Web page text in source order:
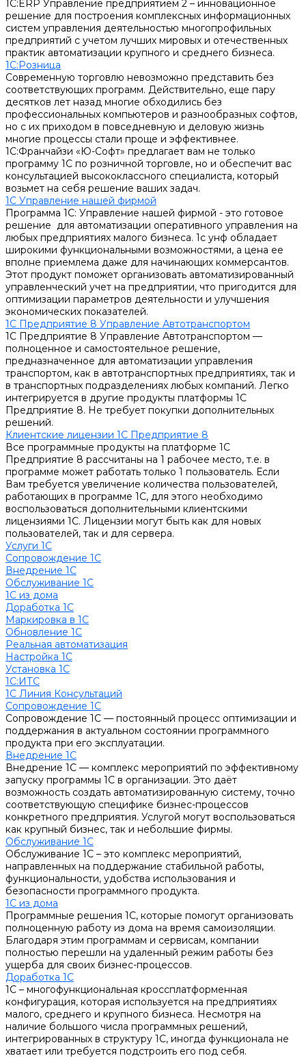
1С:ERP Управление предприятием 2 – инновационное
решение для построения комплексных информационных
систем управления деятельностью многопрофильных
предприятий с учетом лучших мировых и отечественных
практик автоматизации крупного и среднего бизнеса.
1С:Розница
Современную торговлю невозможно представить без
соответствующих программ. Действительно, еще пару
десятков лет назад многие обходились без
профессиональных компьютеров и разнообразных софтов,
но с их приходом в повседневную и деловую жизнь
многие процессы стали проще и эффективнее.
1С:Франчайзи «Ю-Софт» предлагает вам не только
программу 1С по розничной торговле, но и обеспечит вас
консультацией высококлассного специалиста, который
возьмет на себя решение ваших задач.
1С Управление нашей фирмой
Программа 1С: Управление нашей фирмой - это готовое
решение для автоматизации оперативного управления на
любых предприятиях малого бизнеса. 1с унф обладает
широкими функциональными возможностями, а цена ее
вполне приемлема даже для начинающих коммерсантов.
Этот продукт поможет организовать автоматизированный
управленческий учет на предприятии, что пригодится для
оптимизации параметров деятельности и улучшения
экономических показателей.
1С Предприятие 8 Управление Автотранспортом
1С Предприятие 8 Управление Автотранспортом —
полноценное и самостоятельное решение,
предназначенное для автоматизации управления
транспортом, как в автотранспортных предприятиях, так и
в транспортных подразделениях любых компаний. Легко
интегрируется в другие продукты платформы 1С
Предприятие 8. Не требует покупки дополнительных
решений.
Клиентские лицензии 1С Предприятие 8
Все программные продукты на платформе 1С
Предприятие 8 рассчитаны на 1 рабочее место, т.е. в
программе может работать только 1 пользователь. Если
Вам требуется увеличение количества пользователей,
работающих в программе 1С, для этого необходимо
воспользоваться дополнительными клиентскими
лицензиями 1С. Лицензии могут быть как для новых
пользователей, так и для сервера.
Услуги 1С
Сопровождение 1С
Внедрение 1С
Обслуживание 1С
1С из дома
Доработка 1С
Маркировка в 1С
Обновление 1С
Реальная автоматизация
Настройка 1С
Установка 1С
1С:ИТС
1С Линия Консультаций
Сопровождение 1С
Сопровождение 1С — постоянный процесс оптимизации и
поддержания в актуальном состоянии программного
продукта при его эксплуатации.
Внедрение 1С
Внедрение 1С — комплекс мероприятий по эффективному
запуску программы 1С в организации. Это даёт
возможность создать автоматизированную систему, точно
соответствующую специфике бизнес-процессов
конкретного предприятия. Услугой могут воспользоваться
как крупный бизнес, так и небольшие фирмы.
Обслуживание 1С
Обслуживание 1С – это комплекс мероприятий,
направленных на поддержание стабильной работы,
функциональности, удобства использования и
безопасности программного продукта.
1С из дома
Программные решения 1С, которые помогут организовать
полноценную работу из дома на время самоизоляции.
Благодаря этим программам и сервисам, компании
полностью перешли на удаленный режим работы без
ущерба для своих бизнес-процессов.
Доработка 1С
1С – многофункциональная кроссплатформенная
конфигурация, которая используется на предприятиях
малого, среднего и крупного бизнеса. Несмотря на
наличие большого числа программных решений,
интегрированных в структуру 1С, иногда функционала не
хватает или требуется подстроить его под себя.